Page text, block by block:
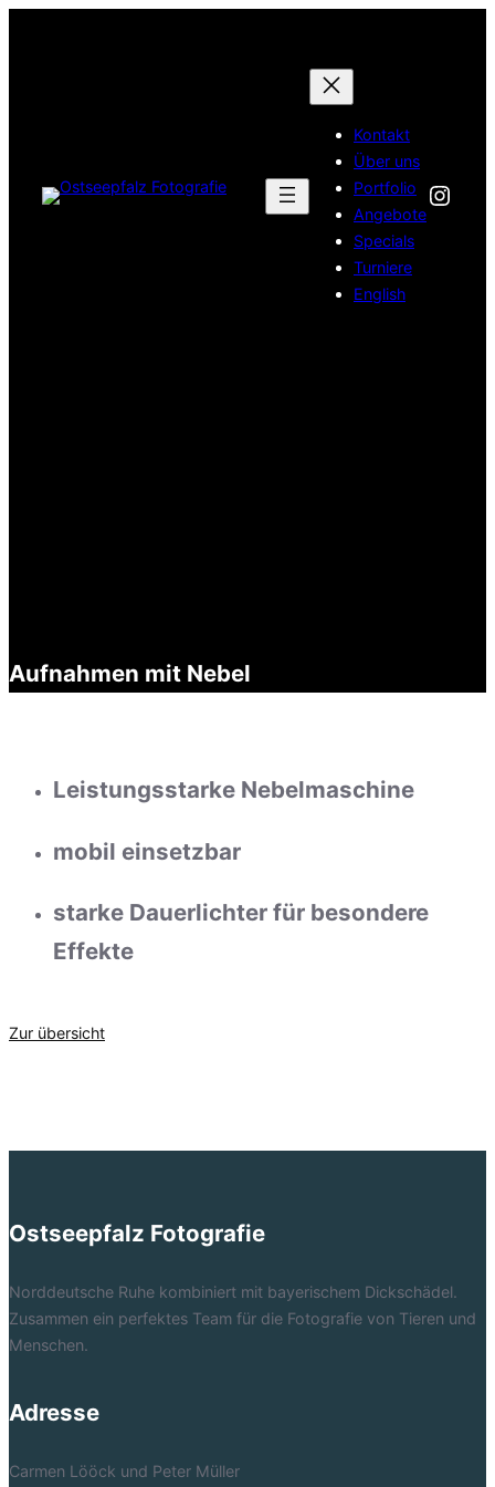
Kontakt
Über uns
Portfolio
Angebote
Specials
Turniere
English
Aufnahmen mit Nebel
Leistungsstarke Nebelmaschine
mobil einsetzbar
starke Dauerlichter für besondere
Effekte
Zur übersicht
Ostseepfalz Fotografie
Norddeutsche Ruhe kombiniert mit bayerischem Dickschädel.
Zusammen ein perfektes Team für die Fotografie von Tieren und
Menschen.
Adresse
Carmen Lööck und Peter Müller